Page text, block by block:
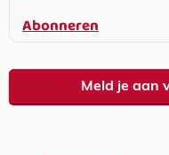
Abonneren
Meld je aan